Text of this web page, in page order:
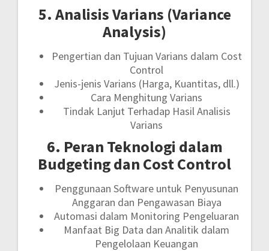
5. Analisis Varians (Variance
Analysis)
Pengertian dan Tujuan Varians dalam Cost
Control
Jenis-jenis Varians (Harga, Kuantitas, dll.)
Cara Menghitung Varians
Tindak Lanjut Terhadap Hasil Analisis
Varians
6. Peran Teknologi dalam
Budgeting dan Cost Control
Penggunaan Software untuk Penyusunan
Anggaran dan Pengawasan Biaya
Automasi dalam Monitoring Pengeluaran
Manfaat Big Data dan Analitik dalam
Pengelolaan Keuangan